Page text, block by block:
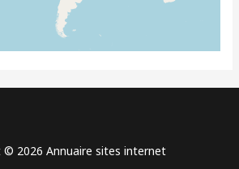
© 2026 Annuaire sites internet